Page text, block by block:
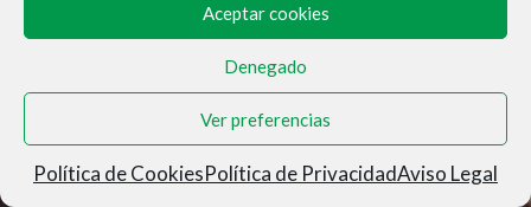
Aceptar cookies
Denegado
Ver preferencias
Política de CookiesPolítica de PrivacidadAviso Legal
MUNERASONG®- © 2026
Aviso Legal|Privacidad|Condiciones de Venta|
Cookies